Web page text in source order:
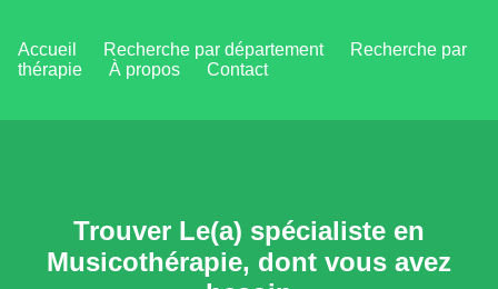
Accueil Recherche par département
Recherche par
thérapie
À propos Contact
Trouver Le(a) spécialiste en
Musicothérapie, dont vous avez